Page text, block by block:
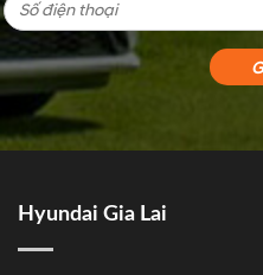
Hyundai Gia Lai